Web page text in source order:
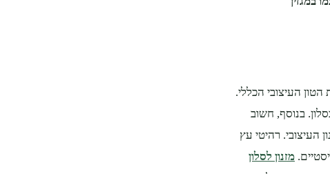
העיצובי הכללי.
בנוסף, חשוב
העיצובי. רהיטי עץ
מזנון לסלון